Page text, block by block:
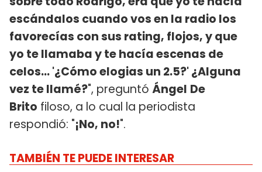
escándalos cuando vos en la radio los
favorecías con sus rating, flojos, y que
yo te llamaba y te hacía escenas de
celos... '¿Cómo elogias un 2.5?' ¿Alguna
vez te llamé?", preguntó Ángel De
Brito filoso, a lo cual la periodista
respondió: "¡No, no!".
TAMBIÉN TE PUEDE INTERESAR